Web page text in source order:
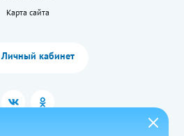
Карта сайта
Личный кабинет